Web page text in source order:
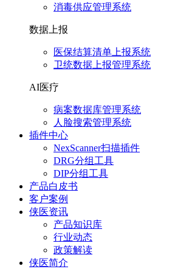
消毒供应管理系统
数据上报
医保结算清单上报系统
卫统数据上报管理系统
AI医疗
病案数据库管理系统
人脸搜索管理系统
插件中心
NexScanner扫描插件
DRG分组工具
DIP分组工具
产品白皮书
客户案例
侠医资讯
产品知识库
行业动态
政策解读
侠医简介